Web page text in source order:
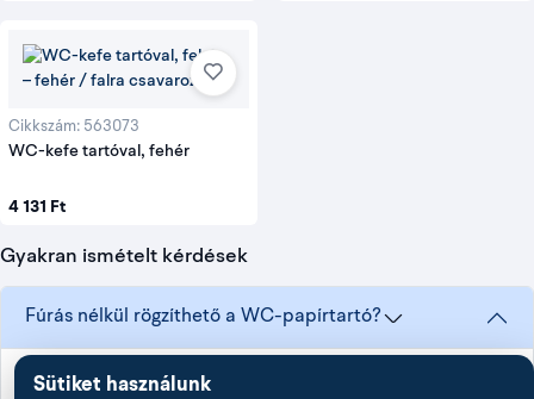
vagy cső a fal mögött.
válaszd a kínálatból.
WC-kiegészítők feladat szerint
Termék Kivitel
WC-
papírtartó
Polírozott A2 rozsdamentes;
öntapadó; 150 × 95 × 30 mm
Fúrás nélküli
rögzítés
WC-kefe
tartóval
Tisztításhoz és
Cikkszám: 563073
WC-kefe tartóval, fehér
4 131 Ft
Gyakran ismételt kérdések
Fúrás nélkül rögzíthető a WC-papírtartó?
Igen, a polírozott A2 rozsdamentes WC-papírtartó előre felhelyezett
Sütiket használunk